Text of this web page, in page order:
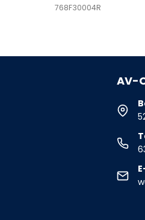
768F30004R
AV-